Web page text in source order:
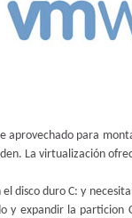
aprovechado para
La virtualización
el disco duro C: y
y expandir la particion